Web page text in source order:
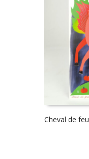
Cheval de feu